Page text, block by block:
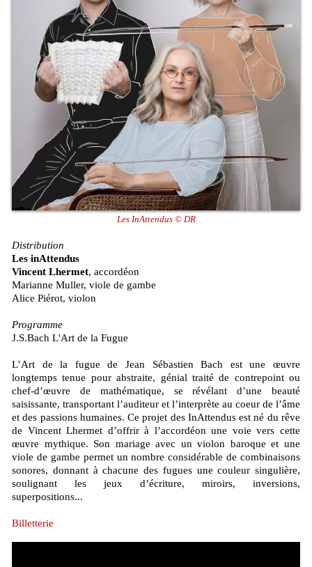
Les InAttendus © DR
Distribution
Les inAttendus
Vincent Lhermet, accordéon
Marianne Muller, viole de gambe
Alice Piérot, violon
Programme
J.S.Bach L'Art de la Fugue
L’Art de la fugue de Jean Sébastien Bach est une œuvre
longtemps tenue pour abstraite, génial traité de contrepoint ou
chef-d’œuvre de mathématique, se révélant d’une beauté
saisissante, transportant l’auditeur et l’interprète au coeur de l’âme
et des passions humaines. Ce projet des InAttendus est né du rêve
de Vincent Lhermet d’offrir à l’accordéon une voie vers cette
œuvre mythique. Son mariage avec un violon baroque et une
viole de gambe permet un nombre considérable de combinaisons
sonores, donnant à chacune des fugues une couleur singulière,
soulignant les jeux d’écriture, miroirs, inversions,
superpositions...
Billetterie